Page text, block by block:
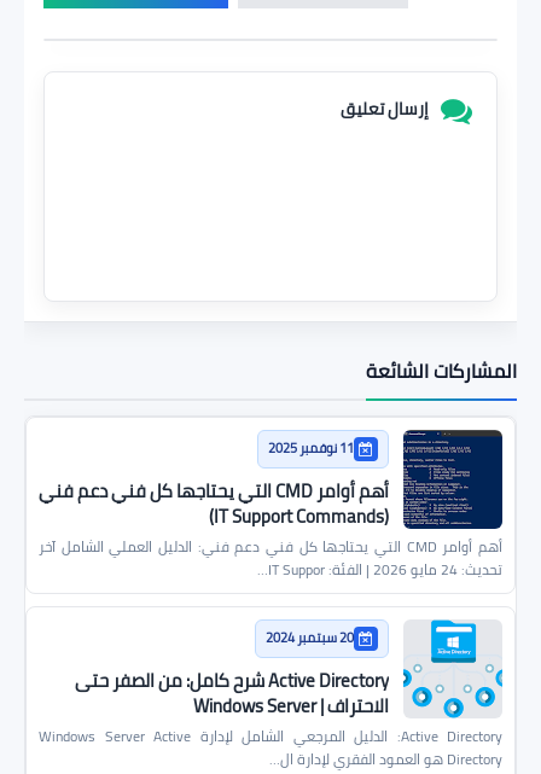
إرسال تعليق
المشاركات الشائعة
11 نوفمبر 2025
أهم أوامر CMD التي يحتاجها كل فني دعم فني
(IT Support Commands)
أهم أوامر CMD التي يحتاجها كل فني دعم فني: الدليل العملي الشامل آخر
تحديث: 24 مايو 2026 | الفئة: IT Suppor…
20 سبتمبر 2024
Active Directory شرح كامل: من الصفر حتى
الاحتراف | Windows Server
Active Directory: الدليل المرجعي الشامل لإدارة Windows Server Active
Directory هو العمود الفقري لإدارة ال…